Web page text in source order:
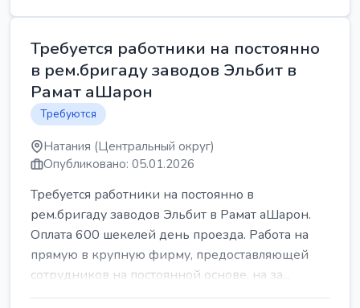
Требуется работники на постоянно
в рем.бригаду заводов Эльбит в
Рамат аШарон
Требуются
Натания (Центральный округ)
Опубликовано: 05.01.2026
Требуется работники на постоянно в
рем.бригаду заводов Эльбит в Рамат аШарон.
Оплата 600 шекелей день проезда. Работа на
прямую в крупную фирму, предоставляющей
сотрудников на постоянной основе, на за...